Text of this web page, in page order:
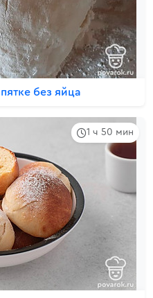
без яйца
1 ч 50 мин